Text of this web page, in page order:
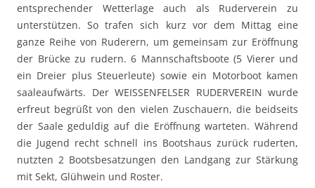
entsprechender Wetterlage auch als Ruderverein zu
unterstützen. So trafen sich kurz vor dem Mittag eine
ganze Reihe von Ruderern, um gemeinsam zur Eröffnung
der Brücke zu rudern. 6 Mannschaftsboote (5 Vierer und
ein Dreier plus Steuerleute) sowie ein Motorboot kamen
saaleaufwärts. Der WEISSENFELSER RUDERVEREIN wurde
erfreut begrüßt von den vielen Zuschauern, die beidseits
der Saale geduldig auf die Eröffnung warteten. Während
die Jugend recht schnell ins Bootshaus zurück ruderten,
nutzten 2 Bootsbesatzungen den Landgang zur Stärkung
mit Sekt, Glühwein und Roster.